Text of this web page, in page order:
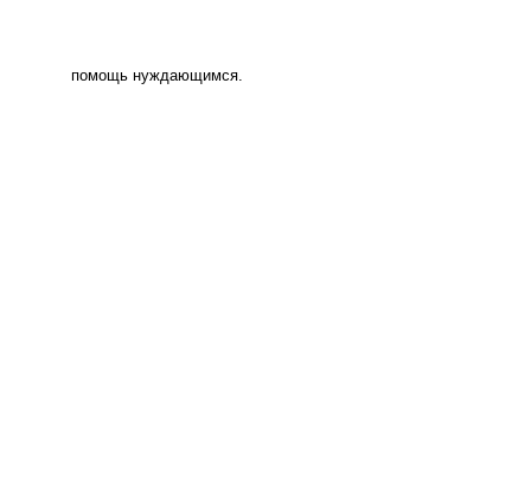
помощь нуждающимся.